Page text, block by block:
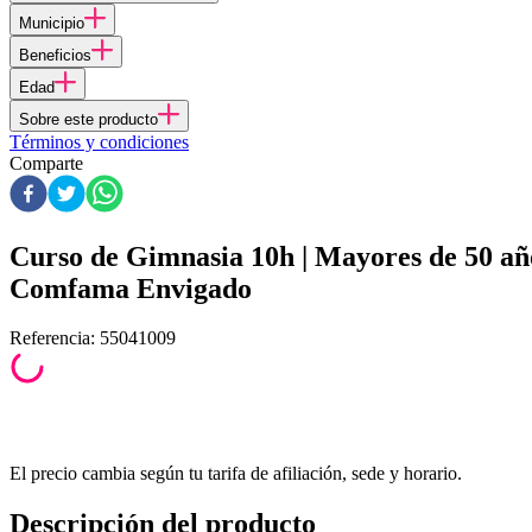
Municipio
Beneficios
Edad
Sobre este producto
Términos y condiciones
Comparte
Curso de Gimnasia 10h | Mayores de 50
Comfama Envigado
Referencia: 55041009
El precio cambia según tu tarifa de afiliación, sede y horario.
Descripción del producto